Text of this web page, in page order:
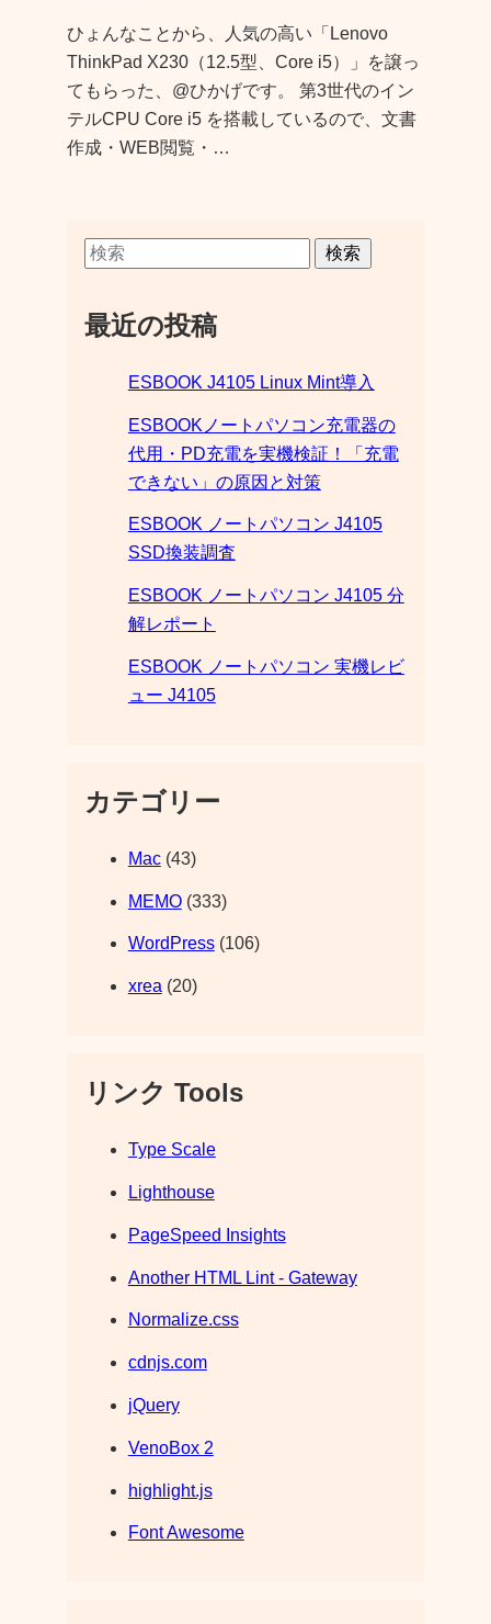
ひょんなことから、人気の高い「Lenovo
ThinkPad X230（12.5型、Core i5）」を譲っ
てもらった、@ひかげです。 第3世代のイン
テルCPU Core i5 を搭載しているので、文書
作成・WEB閲覧・…
検索
最近の投稿
ESBOOK J4105 Linux Mint導入
ESBOOKノートパソコン充電器の
代用・PD充電を実機検証！「充電
できない」の原因と対策
ESBOOK ノートパソコン J4105
SSD換装調査
ESBOOK ノートパソコン J4105 分
解レポート
ESBOOK ノートパソコン 実機レビ
ュー J4105
カテゴリー
Mac(43)
MEMO(333)
WordPress(106)
xrea (20)
リンク Tools
Type Scale
Lighthouse
PageSpeed Insights
Another HTML Lint - Gateway
Normalize.css
cdnjs.com
jQuery
VenoBox 2
highlight.js
Font Awesome